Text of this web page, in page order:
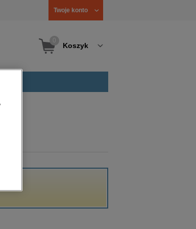
Twoje konto
Koszyk